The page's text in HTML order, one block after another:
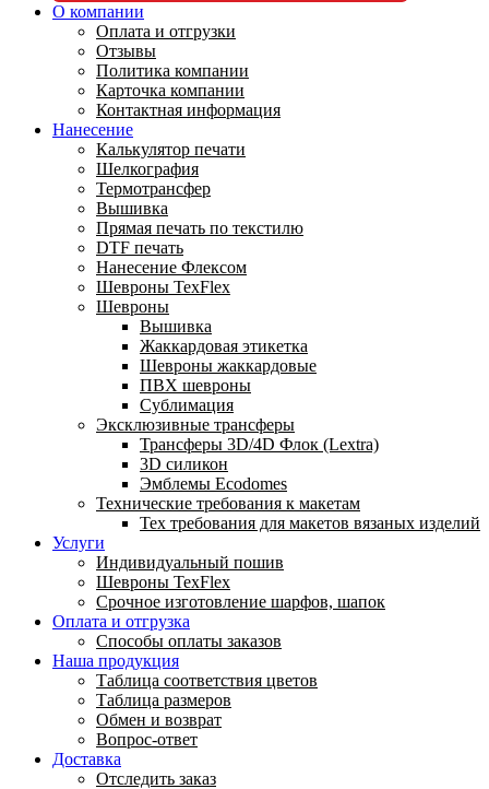
О компании
Оплата и отгрузки
Отзывы
Политика компании
Карточка компании
Контактная информация
Нанесение
Калькулятор печати
Шелкография
Термотрансфер
Вышивка
Прямая печать по текстилю
DTF печать
Нанесение Флексом
Шевроны TexFlex
Шевроны
Вышивка
Жаккардовая этикетка
Шевроны жаккардовые
ПВХ шевроны
Сублимация
Эксклюзивные трансферы
Трансферы 3D/4D Флок (Lextra)
3D силикон
Эмблемы Ecodomes
Технические требования к макетам
Тех требования для макетов вязаных изделий
Услуги
Индивидуальный пошив
Шевроны TexFlex
Срочное изготовление шарфов, шапок
Оплата и отгрузка
Способы оплаты заказов
Наша продукция
Таблица соответствия цветов
Таблица размеров
Обмен и возврат
Вопрос-ответ
Доставка
Отследить заказ